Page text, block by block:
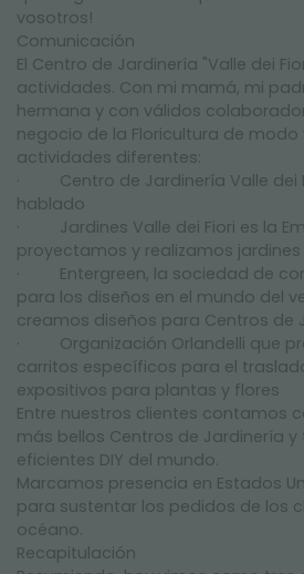
vosotros!
Comunicación
El Centro de Jardinería "Valle dei
actividades. Con mi mamá, mi
hermana y con válidos
negocio de la Floricultura de
actividades diferentes:
· Centro de Jardinería Valle dei
hablado
· Jardines Valle dei Fiori es la
proyectamos y realizamos jardines
· Entergreen, la sociedad de
para los diseños en el mundo del
creamos diseños para Centros de
· Organización Orlandelli que
carritos específicos para el
expositivos para plantas y flores
Entre nuestros clientes contamos
más bellos Centros de Jardinería
eficientes DIY del mundo.
Marcamos presencia en Estados
para sustentar los pedidos de los
océano.
Recapitulación